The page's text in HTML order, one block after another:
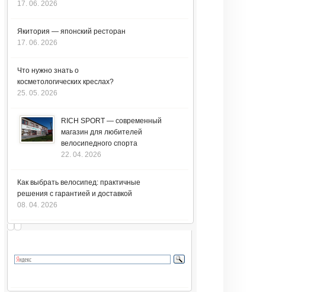
17. 06. 2026
Якитория — японский ресторан
17. 06. 2026
Что нужно знать о
косметологических креслах?
25. 05. 2026
RICH SPORT — современный
магазин для любителей
велосипедного спорта
22. 04. 2026
Как выбрать велосипед: практичные
решения с гарантией и доставкой
08. 04. 2026